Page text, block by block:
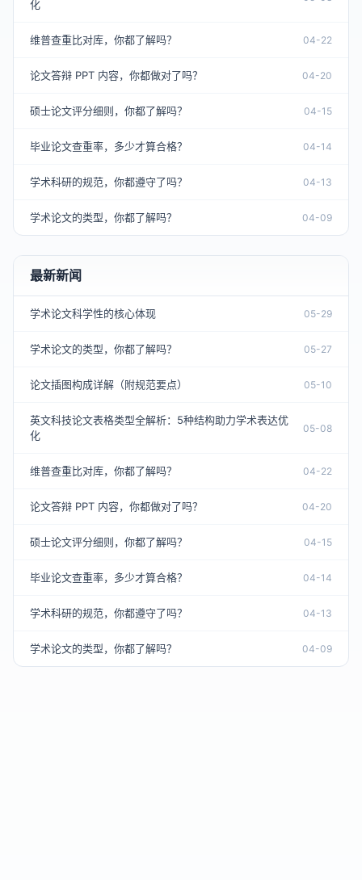
化
维普查重比对库，你都了解吗？ 04-22
论文答辩 PPT 内容，你都做对了吗？ 04-20
硕士论文评分细则，你都了解吗？ 04-15
毕业论文查重率，多少才算合格？ 04-14
学术科研的规范，你都遵守了吗？ 04-13
学术论文的类型，你都了解吗？ 04-09
最新新闻
学术论文科学性的核心体现 05-29
学术论文的类型，你都了解吗？ 05-27
论文插图构成详解（附规范要点） 05-10
英文科技论文表格类型全解析：5种结构助力学术表达优
化
05-08
维普查重比对库，你都了解吗？ 04-22
论文答辩 PPT 内容，你都做对了吗？ 04-20
硕士论文评分细则，你都了解吗？ 04-15
毕业论文查重率，多少才算合格？ 04-14
学术科研的规范，你都遵守了吗？ 04-13
学术论文的类型，你都了解吗？ 04-09